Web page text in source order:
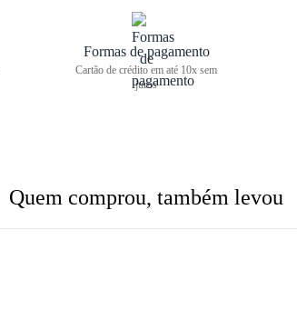
Formas de pagamento
Cartão de crédito em até 10x sem
juros
Quem comprou, também levou